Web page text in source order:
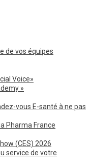
de vos équipes
Voice»
»
vous E-santé à ne pas
Pharma France
(CES) 2026
service de votre